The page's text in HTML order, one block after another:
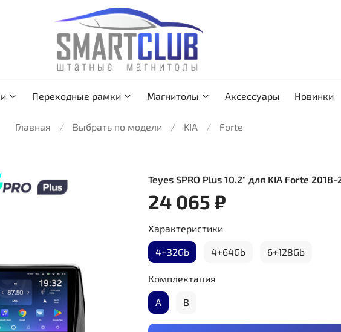
Переходные рамки Магнитолы Аксессуары Новинки
Главная Выбрать по модели KIA Forte
Teyes SPRO Plus 10.2" для KIA Forte 2018-
24 065 ₽
Характеристики
4+32Gb 4+64Gb 6+128Gb
Комплектация
А B